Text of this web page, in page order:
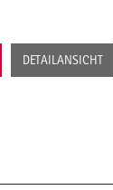
DETAILANSICHT